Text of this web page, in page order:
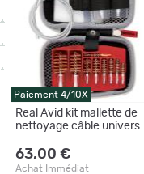
Paiement 4/10X
Real Avid kit mallette de
nettoyage câble universel
CABLE KIT
63,00 €
Achat Immédiat